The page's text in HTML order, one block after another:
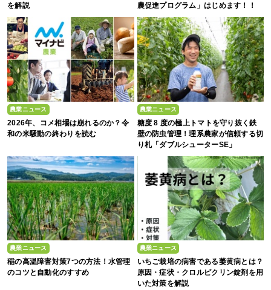
を解説
農促進プログラム」はじめます！！
農業ニュース
2026年、コメ相場は崩れるのか？令
和の米騒動の終わりを読む
農業ニュース
糖度 8 度の極上トマトを守り抜く鉄
壁の防虫管理！理系農家が信頼する切
り札「ダブルシューターSE」
農業ニュース
稲の高温障害対策7つの方法！水管理
のコツと自動化のすすめ
農業ニュース
いちご栽培の病害である萎黄病とは？
原因・症状・クロルピクリン錠剤を用
いた対策を解説